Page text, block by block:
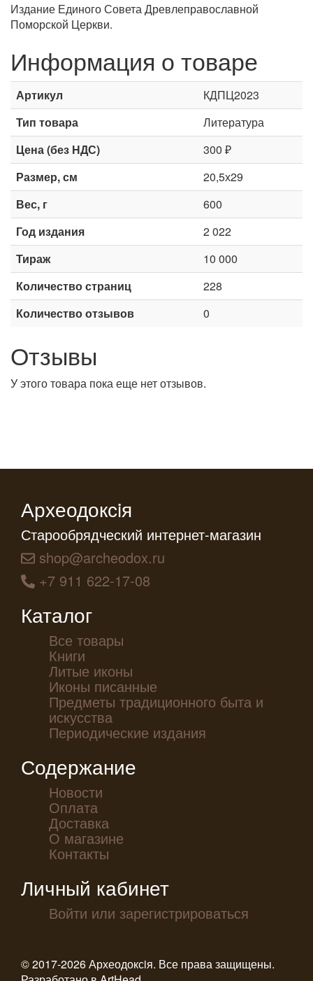
Издание Единого Совета Древлеправославной
Поморской Церкви.
Информация о товаре
Артикул
КДПЦ2023
Тип товара
Литература
Цена (без НДС)
300 ₽
Размер, см
20,5х29
Вес, г
600
Год издания
2 022
Тираж
10 000
Количество страниц
228
Количество отзывов
0
Отзывы
У этого товара пока еще нет отзывов.
Археодоксiя
Старообрядческий интернет-магазин
shop@archeodox.ru
+7 911 622-17-08
Каталог
Все товары
Книги
Литые иконы
Иконы писанные
Предметы традиционного быта и
искусства
Периодические издания
Содержание
Новости
Оплата
Доставка
О магазине
Контакты
Личный кабинет
Войти или зарегистрироваться
© 2017-2026 Археодоксiя. Все права защищены.